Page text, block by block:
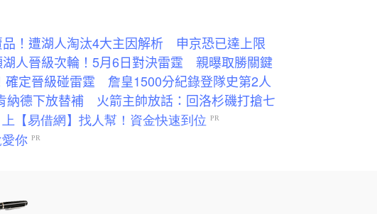
！遭湖人淘汰4大主因解析 申京恐已達上限
人晉級次輪！5月6日對決雷霆 親曝取勝關鍵
確定晉級碰雷霆 詹皇1500分紀錄登隊史第2人
納德下放替補 火箭主帥放話：回洛杉磯打搶七